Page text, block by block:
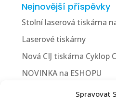
Spravovat
Nejnovější příspěvky
Stolní laserová tiskárna
Laserové tiskárny
Nová CIJ tiskárna Cyklop
NOVINKA na ESHOPU
ESPON CW-C8000